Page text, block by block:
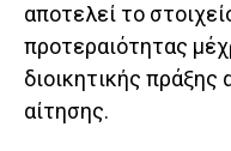
αποτελεί το
προτεραιότητας
διοικητικής
αίτησης.